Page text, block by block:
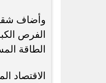
وأضاف
الفرص
الطاقة
الاقتصاد